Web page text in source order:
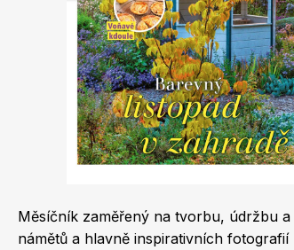
Měsíčník zaměřený na tvorbu, údržbu
námětů a hlavně inspirativních